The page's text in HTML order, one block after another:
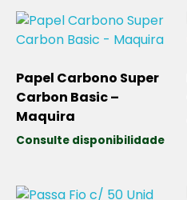
Papel Carbono Super
Carbon Basic –
Maquira
Consulte disponibilidade